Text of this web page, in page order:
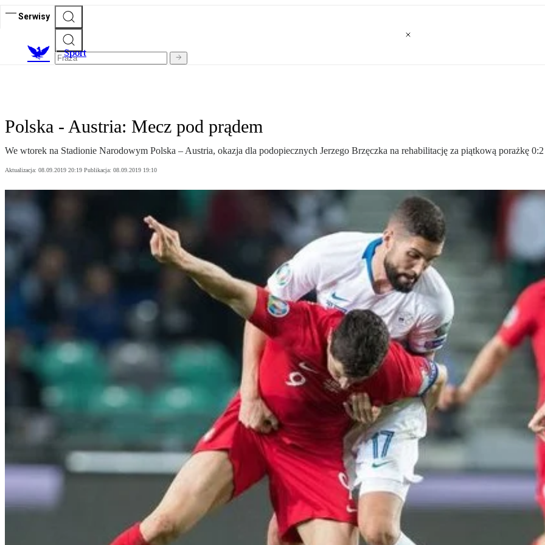
Serwisy
Sport
Polska - Austria: Mecz pod prądem
We wtorek na Stadionie Narodowym Polska – Austria, okazja dla podopiecznych Jerzego Brzęczka na rehabilitację za piątkową porażkę 0:2
Aktualizacja: 08.09.2019 20:19 Publikacja: 08.09.2019 19:10